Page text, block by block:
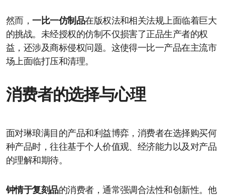
然而，一比一仿制品在版权法和相关法规上面临着巨大
的挑战。未经授权的仿制不仅损害了正品生产者的权
益，还涉及商标侵权问题。这使得一比一产品在主流市
场上面临打压和清理。
消费者的选择与心理
面对琳琅满目的产品和利益博弈，消费者在选择购买何
种产品时，往往基于个人价值观、经济能力以及对产品
的理解和期待。
钟情于复刻品的消费者，通常强调合法性和创新性。他